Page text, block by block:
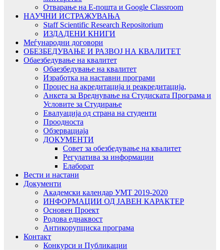
Отварање на Е-пошта и Google Classroom
НАУЧНИ ИСТРАЖУВАЊА
Staff Scientific Research Repositorium
ИЗДАДЕНИ КНИГИ
Меѓународни договори
ОБЕЗБЕДУВАЊЕ И РАЗВОЈ НА КВАЛИТЕТ
Обаезбедување на квалитет
Обаезбедување на квалитет
Изработка на наставни програми
Процес на акредитација и реакредитација,
Анкета за Вреднување на Студиската Програма и
Условите за Студирање
Евалуација од страна на студенти
Проодноста
Обзервациаја
ДОКУМЕНТИ
Совет за обезбедување на квалитет
Регулатива за информации
Елаборат
Вести и настани
Документи
Академски календар УМТ 2019-2020
ИНФОРМАЦИИ ОД ЈАВЕН КАРАКТЕР
Основен Проект
Родова еднаквост
Антикорупциска програма
Контакт
Конкурси и Публикации